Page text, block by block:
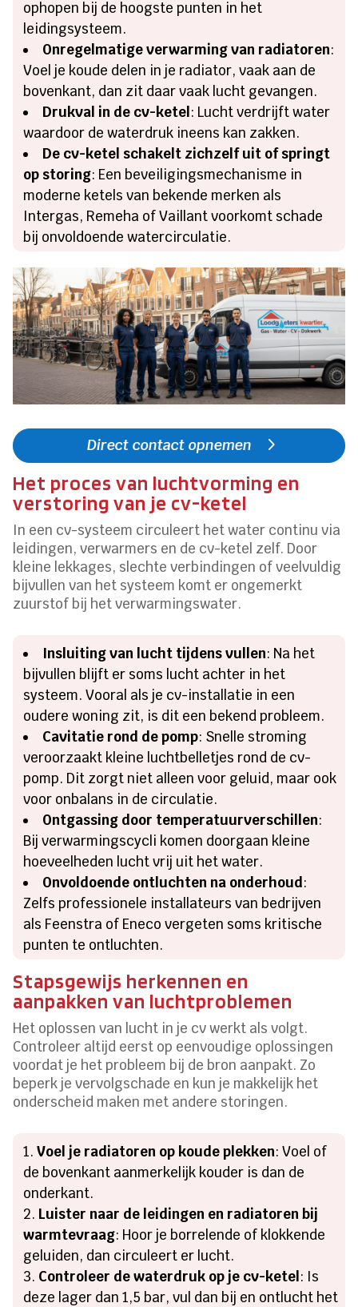
ophopen bij de hoogste punten in het
leidingsysteem.
Onregelmatige verwarming van radiatoren:
Voel je koude delen in je radiator, vaak aan de
bovenkant, dan zit daar vaak lucht gevangen.
Drukval in de cv-ketel: Lucht verdrijft water
waardoor de waterdruk ineens kan zakken.
De cv-ketel schakelt zichzelf uit of springt
op storing: Een beveiligingsmechanisme in
moderne ketels van bekende merken als
Intergas, Remeha of Vaillant voorkomt schade
bij onvoldoende watercirculatie.
Direct contact opnemen
Het proces van luchtvorming en
verstoring van je cv-ketel
In een cv-systeem circuleert het water continu via
leidingen, verwarmers en de cv-ketel zelf. Door
kleine lekkages, slechte verbindingen of veelvuldig
bijvullen van het systeem komt er ongemerkt
zuurstof bij het verwarmingswater.
Insluiting van lucht tijdens vullen: Na het
bijvullen blijft er soms lucht achter in het
systeem. Vooral als je cv-installatie in een
oudere woning zit, is dit een bekend probleem.
Cavitatie rond de pomp: Snelle stroming
veroorzaakt kleine luchtbelletjes rond de cv-
pomp. Dit zorgt niet alleen voor geluid, maar ook
voor onbalans in de circulatie.
Ontgassing door temperatuurverschillen:
Bij verwarmingscycli komen doorgaan kleine
hoeveelheden lucht vrij uit het water.
Onvoldoende ontluchten na onderhoud:
Zelfs professionele installateurs van bedrijven
als Feenstra of Eneco vergeten soms kritische
punten te ontluchten.
Stapsgewijs herkennen en
aanpakken van luchtproblemen
Het oplossen van lucht in je cv werkt als volgt.
Controleer altijd eerst op eenvoudige oplossingen
voordat je het probleem bij de bron aanpakt. Zo
beperk je vervolgschade en kun je makkelijk het
onderscheid maken met andere storingen.
Voel je radiatoren op koude plekken: Voel of
de bovenkant aanmerkelijk kouder is dan de
onderkant.
Luister naar de leidingen en radiatoren bij
warmtevraag: Hoor je borrelende of klokkende
geluiden, dan circuleert er lucht.
Controleer de waterdruk op je cv-ketel : Is
deze lager dan 1,5 bar, vul dan bij en ontlucht het